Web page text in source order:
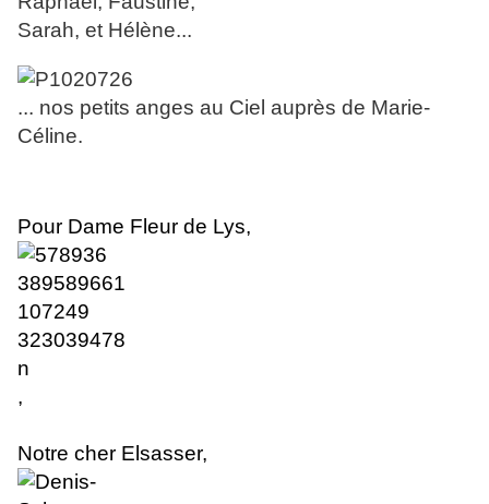
Sarah, et Hélène...
... nos petits anges au Ciel auprès de Marie-
Céline.
Pour Dame Fleur de Lys,
,
Notre cher Elsasser,